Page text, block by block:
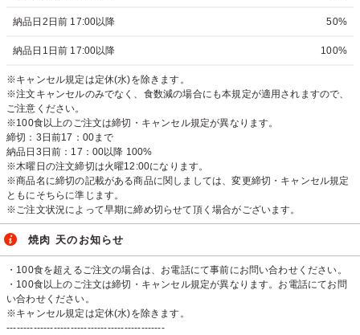
納品日2日前 17:00以降 50%
納品日1日前 17:00以降 100%
※キャンセル規定は定休(水)を除きます。
※注文キャンセルのみでなく、食数減の場合にも本規定が適用されますので、
ご注意ください。
※100食以上のご注文は締切・キャンセル規定が異なります。
締切：3日前17：00まで
納品日3日前：17：00以降 100%
※木曜日の注文締切は火曜12:00になります。
※商品名に締切の記載がある商品に関しましては、変更締切・キャンセル規定
ともにそちらに準じます。
※ご注文状況によって早期に締め切らせて頂く場合がございます。
焼肉 天のお知らせ
・100食を超えるご注文の場合は、お電話にて事前にお問い合わせください。
・100食以上のご注文は締切・キャンセル規定が異なります。お電話にてお問
い合わせください。
※キャンセル規定は定休(水)を除きます。
-----------------------------------------------